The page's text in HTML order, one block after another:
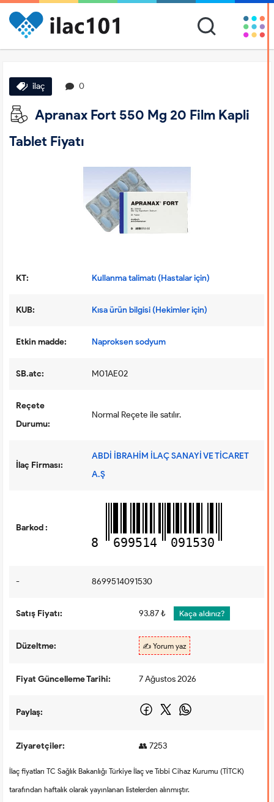
ilaç 0
Apranax Fort 550 Mg 20 Film Kapli
Tablet Fiyatı
KT: Kullanma talimatı (Hastalar için)
KUB: Kısa ürün bilgisi (Hekimler için)
Etkin madde: Naproksen sodyum
SB.atc: M01AE02
Reçete
Durumu:
Normal Reçete ile satılır.
İlaç Firması:
ABDİ İBRAHİM İLAÇ SANAYİ VE TİCARET
A.Ş
Barkod :
8 699514 091530
- 8699514091530
Satış Fiyatı: 93.87 ₺ Kaça aldınız?
Düzeltme: ✍️ Yorum yaz
Fiyat Güncelleme Tarihi: 7 Ağustos 2026
Paylaş:
Ziyaretçiler: 👥 7253
İlaç fiyatları TC Sağlık Bakanlığı Türkiye İlaç ve Tıbbi Cihaz Kurumu (TİTCK)
tarafından haftalık olarak yayınlanan listelerden alınmıştır.